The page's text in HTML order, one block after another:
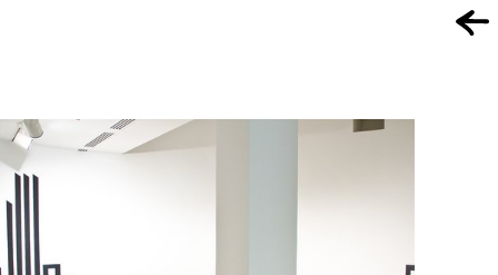
استضافة الفعاليات
سهولة الوصول والحركة